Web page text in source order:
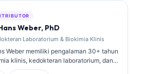
Weber, PhD
Laboratorium & Biokimia Klinis
Weber memiliki pengalaman 30+ tahun
klinis, kedokteran laboratorium, dan
Mantan Presiden German Society for